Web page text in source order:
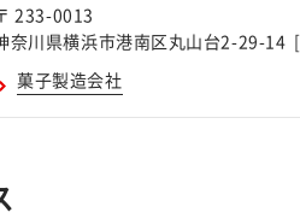
233-0013
奈川県横浜市港南区丸山台2-29-14 [
菓子製造会社